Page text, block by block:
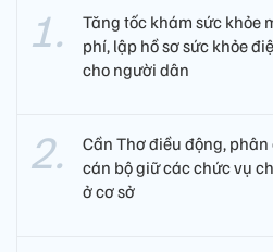
Tăng tốc khám sức khỏe
phí, lập hồ sơ sức khỏe
cho người dân
Cần Thơ điều động, phân
cán bộ giữ các chức vụ
ở cơ sở